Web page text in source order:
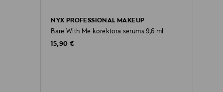
NYX PROFESSIONAL MAKEUP
Bare With Me korektora serums 9,6 ml
Original Price
15,90 €